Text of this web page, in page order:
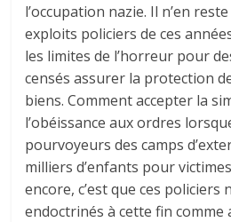
l’occupation nazie. Il n’en
exploits policiers de ces
les limites de l’horreur pour
censés assurer la protection
biens. Comment accepter la
l’obéissance aux ordres
pourvoyeurs des camps
milliers d’enfants pour
encore, c’est que ces policiers
endoctrinés à cette fin comme